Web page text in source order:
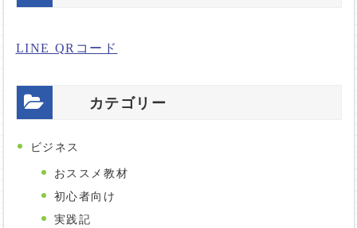
LINE QRコード
カテゴリー
ビジネス
おススメ教材
初心者向け
実践記